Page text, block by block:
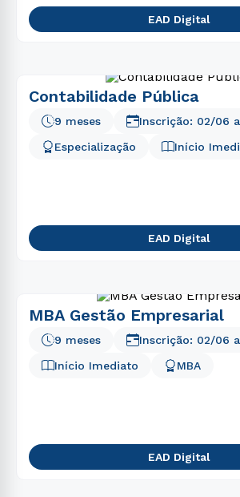
EAD Digital
Contabilidade Pública
Especialização Início
9 meses Inscrição: 02/06 a
EAD Digital
MBA Gestão Empresarial
Início Imediato
9 meses
MBA
Inscrição: 02/06 a
EAD Digital